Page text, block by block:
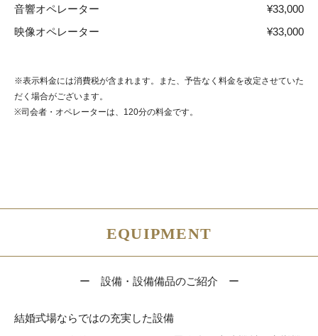
音響オペレーター
¥33,000
映像オペレーター
¥33,000
※表示料金には消費税が含まれます。
また、予告なく料金を改定させていた
だく場合がございます。
※司会者・オペレーターは、120分の料金です。
EQUIPMENT
ー 設備・設備備品のご紹介 ー
結婚式場ならではの充実した設備